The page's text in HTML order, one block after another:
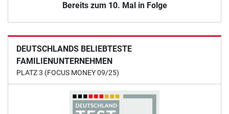
Bereits zum 10. Mal in Folge
DEUTSCHLANDS BELIEBTESTE
FAMILIENUNTERNEHMEN
PLATZ 3 (FOCUS MONEY 09/25)